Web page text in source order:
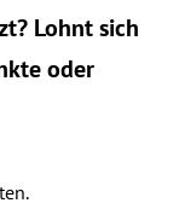
Lohnt sich
oder